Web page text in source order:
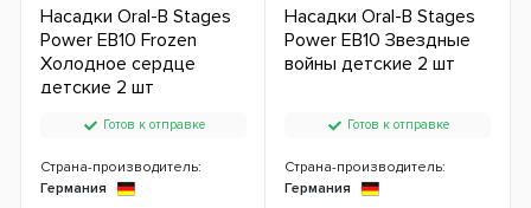
Насадки Oral-B Stages
Power EB10 Frozen
Холодное сердце
детские 2 шт
Готов к отправке
Страна-производитель:
Германия
Насадки Oral-B Stages
Power EB10 Звездные
войны детские 2 шт
Готов к отправке
Страна-производитель:
Германия